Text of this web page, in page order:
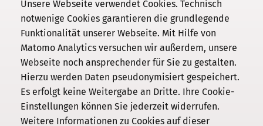
Kommission
Institut
Forschung
Publikationen
Datenschutz
Unsere Webseite verwendet Cookies. Technisch
notwenige Cookies garantieren die grundlegende
Funktionalität unserer Webseite. Mit Hilfe von
Matomo Analytics versuchen wir außerdem, unsere
Webseite noch ansprechender für Sie zu gestalten.
Hierzu werden Daten pseudonymisiert gespeichert.
Es erfolgt keine Weitergabe an Dritte. Ihre Cookie-
Einstellungen können Sie jederzeit widerrufen.
Weitere Informationen zu Cookies auf dieser